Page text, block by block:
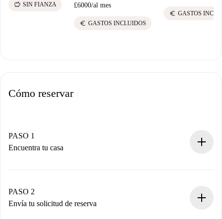
savings SIN FIANZA £6000/al mes
euro GASTOS INCLUIDOS
euro GASTOS
Cómo reservar
PASO 1
Encuentra tu casa
Tienes toda la información necesaria por adelantado.
PASO 2
Envía tu solicitud de reserva